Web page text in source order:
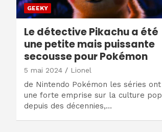
GEEKY
Le détective Pikachu a été
une petite mais puissante
secousse pour Pokémon
5 mai 2024 Lionel
de Nintendo Pokémon les séries ont
une forte emprise sur la culture pop
depuis des décennies,…